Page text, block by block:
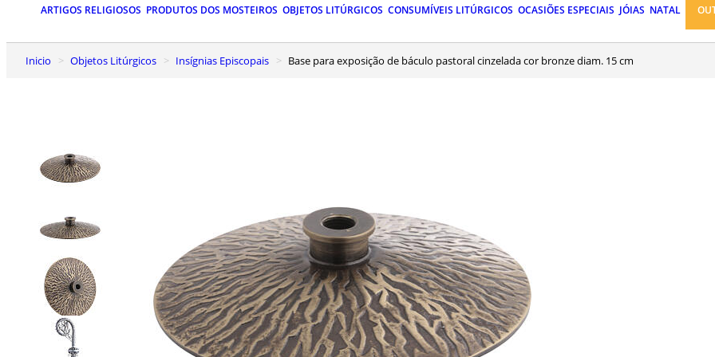
ARTIGOS RELIGIOSOS PRODUTOS DOS MOSTEIROS OBJETOS LITÚRGICOS CONSUMÍVEIS LITÚRGICOS OCASIÕES ESPECIAIS JÓIAS NATAL
Inicio Objetos Litúrgicos Insígnias Episcopais Base para exposição de báculo pastoral cinzelada cor bronze diam. 15 cm